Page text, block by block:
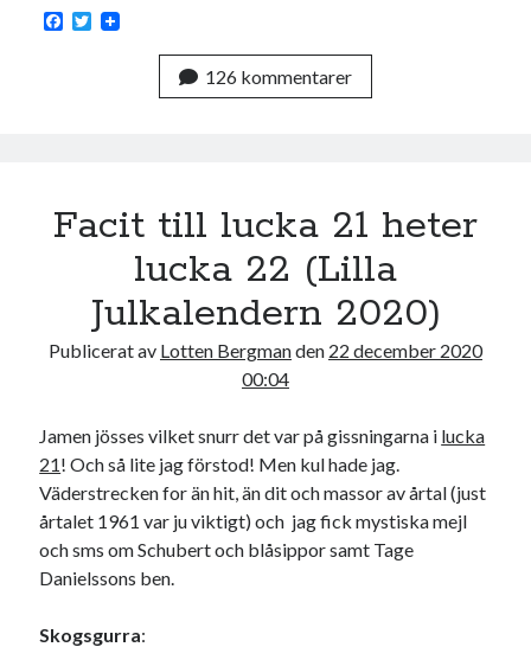
F
T
126 kommentarer
Facit till lucka 21 heter
lucka 22 (Lilla
Julkalendern 2020)
Publicerat av Lotten Bergmanden 22 december 2020
00:04
Jamen jösses vilket snurr det var på gissningarna i lucka
21! Och så lite jag förstod! Men kul hade jag.
Väderstrecken for än hit, än dit och massor av årtal (just
årtalet 1961 var ju viktigt) och jag fick mystiska mejl
och sms om Schubert och blåsippor samt Tage
Danielssons ben.
Skogsgurra: